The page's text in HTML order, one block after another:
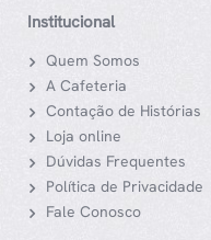
Institucional
Quem Somos
A Cafeteria
Contação de Histórias
Loja online
Dúvidas Frequentes
Política de Privacidade
Fale Conosco